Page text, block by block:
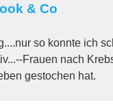
& Co
so konnte ich
Frauen nach
gestochen hat.